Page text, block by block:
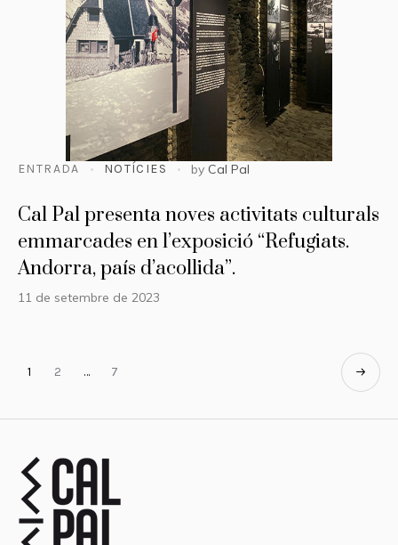
ENTRADA NOTÍCIES by Cal Pal
Cal Pal presenta noves activitats culturals
emmarcades en l’exposició “Refugiats.
Andorra, país d’acollida”.
11 de setembre de 2023
1 2 … 7